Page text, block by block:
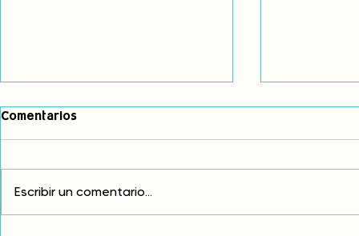
Comentarios
Escribir un comentario...